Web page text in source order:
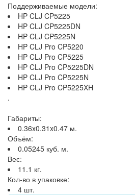
Поддерживаемые модели:
HP CLJ CP5225
HP CLJ CP5225DN
HP CLJ CP5225N
HP CLJ Pro CP5220
HP CLJ Pro CP5225
HP CLJ Pro CP5225DN
HP CLJ Pro CP5225N
HP CLJ Pro CP5225XH
.
Габариты:
0.36x0.31x0.47 м.
Объём:
0.05245 куб. м.
Вес:
11.1 кг.
Кол-во в упаковке:
4 шт.